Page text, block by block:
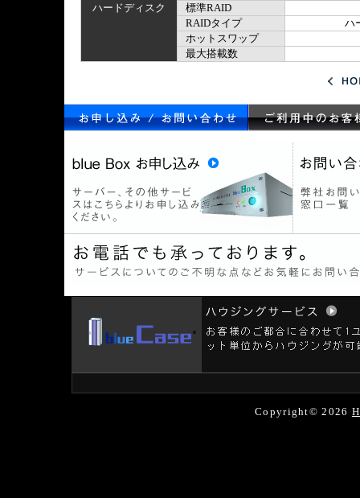
ハードディスク
標準RAID
RAIDタイプ
ハ
ホットスワップ
最大搭載数
Copyright© 2026